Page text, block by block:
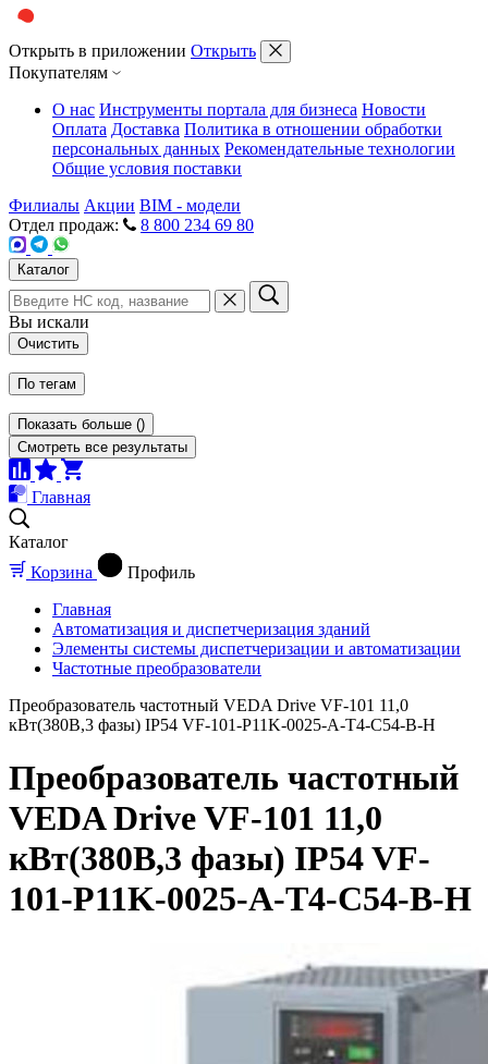
Открыть в приложении Открыть
Покупателям
О нас Инструменты портала для бизнеса Новости
Оплата Доставка Политика в отношении обработки
персональных данных Рекомендательные технологии
Общие условия поставки
Филиалы Акции BIM - модели
Отдел продаж:
8 800 234 69 80
Каталог
Вы искали
Очистить
По тегам
Показать больше ()
Смотреть все результаты
Главная
Каталог
Корзина
Профиль
Главная
Автоматизация и диспетчеризация зданий
Элементы системы диспетчеризации и автоматизации
Частотные преобразователи
Преобразователь частотный VEDA Drive VF-101 11,0
кВт(380В,3 фазы) IP54 VF-101-P11K-0025-A-T4-C54-B-H
Преобразователь частотный
VEDA Drive VF-101 11,0
кВт(380В,3 фазы) IP54 VF-
101-P11K-0025-A-T4-C54-B-H